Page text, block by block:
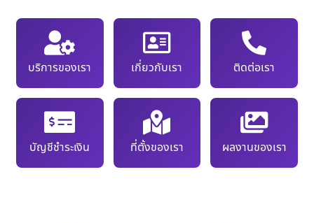
บริการของเรา เกี่ยวกับเรา ติดต่อเรา
บัญชีชำระเงิน ที่ตั้งของเรา ผลงานของเรา